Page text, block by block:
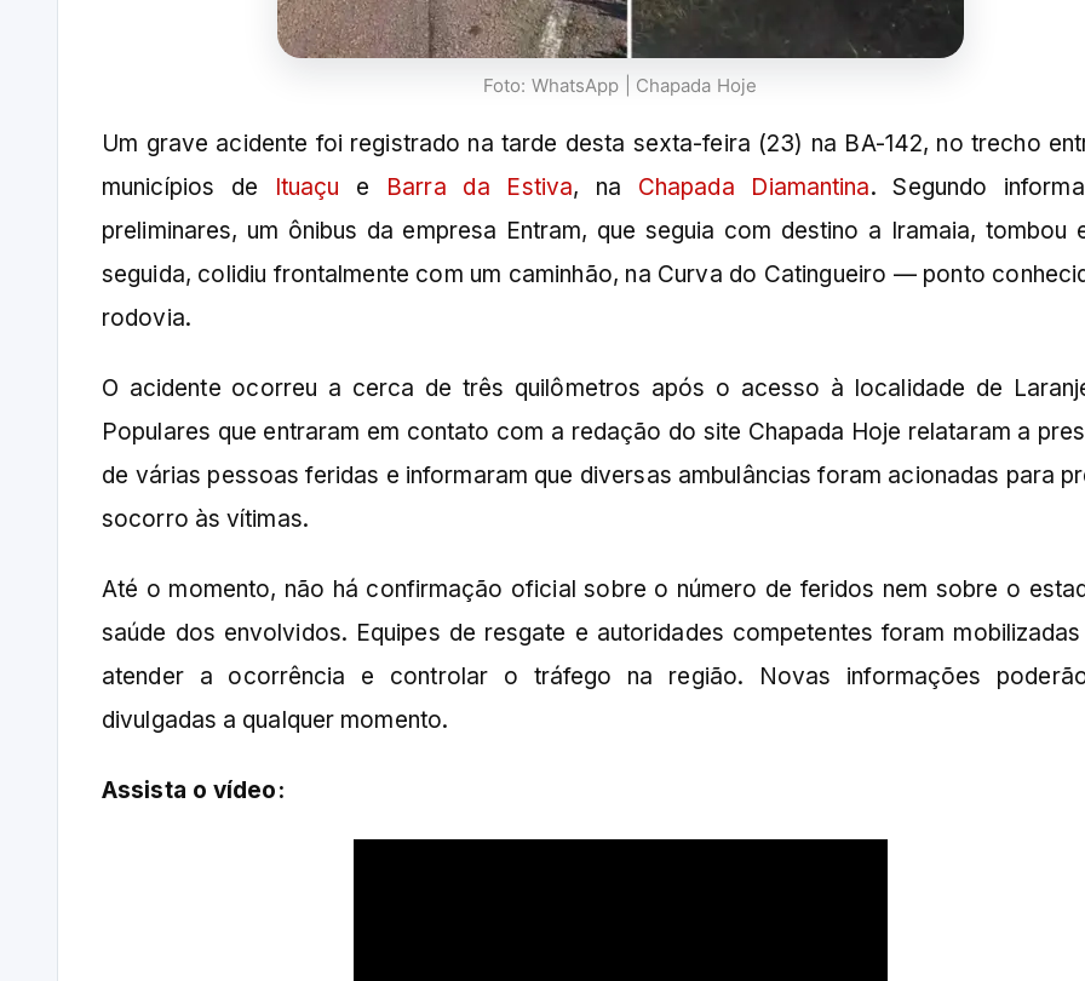
Foto: WhatsApp | Chapada Hoje
Um grave acidente foi registrado na tarde desta sexta-feira (23) na BA-142, no trecho
municípios de Ituaçu e Barra da Estiva, na Chapada Diamantina. Segundo
preliminares, um ônibus da empresa Entram, que seguia com destino a Iramaia, tombou
seguida, colidiu frontalmente com um caminhão, na Curva do Catingueiro — ponto
rodovia.
O acidente ocorreu a cerca de três quilômetros após o acesso à localidade de
Populares que entraram em contato com a redação do site Chapada Hoje relataram a
de várias pessoas feridas e informaram que diversas ambulâncias foram acionadas para
socorro às vítimas.
Até o momento, não há confirmação oficial sobre o número de feridos nem sobre o
saúde dos envolvidos. Equipes de resgate e autoridades competentes foram
atender a ocorrência e controlar o tráfego na região. Novas informações
divulgadas a qualquer momento.
Assista o vídeo: